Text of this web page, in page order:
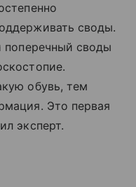
своды.
поперечный своды
обувь, тем
Это первая
эксперт.